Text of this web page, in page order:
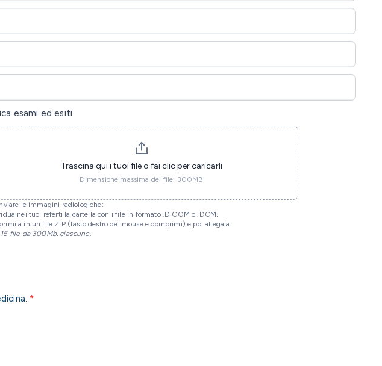
esami ed esiti
Trascina qui i tuoi file o fai clic per caricarli
Dimensione massima del file: 300MB
le immagini radiologiche:
nei tuoi referti la cartella con i file in formato .DICOM o .DCM,
in un file ZIP (tasto destro del mouse e comprimi) e poi allegala.
15 file da 300Mb. ciascuno.
. *